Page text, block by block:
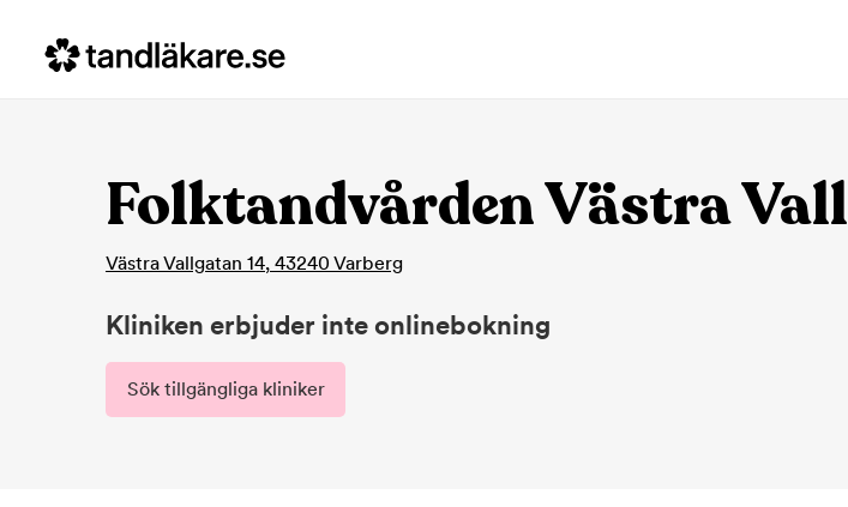
Folktandvården Västra Vall
Västra Vallgatan 14, 43240 Varberg
Kliniken erbjuder inte onlinebokning
Sök tillgängliga kliniker